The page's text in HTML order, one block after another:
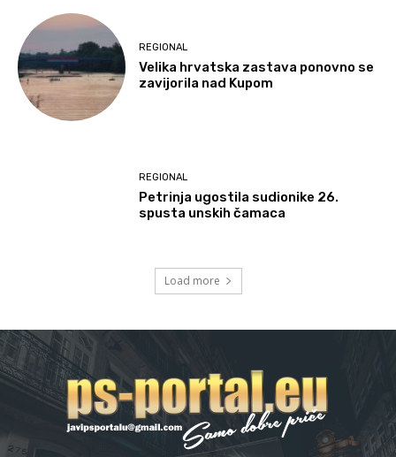
REGIONAL
Velika hrvatska zastava ponovno se
zavijorila nad Kupom
REGIONAL
Petrinja ugostila sudionike 26.
spusta unskih čamaca
Load more